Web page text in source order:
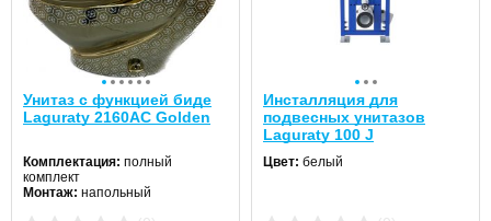
Унитаз с функцией биде
Laguraty 2160AС Golden
Комплектация: полный
комплект
Монтаж: напольный
Инсталляция для
подвесных унитазов
Laguraty 100 J
Цвет: белый